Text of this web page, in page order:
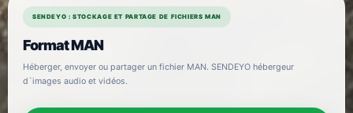
SENDEYO : STOCKAGE ET PARTAGE DE FICHIERS MAN
Format MAN
Héberger, envoyer ou partager un fichier MAN. SENDEYO hébergeur
d`images audio et vidéos.